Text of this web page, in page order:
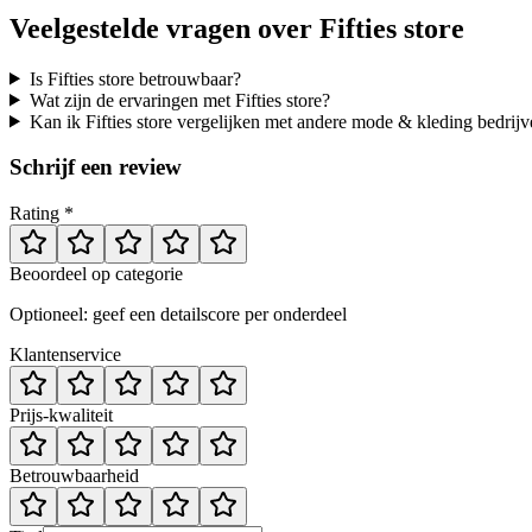
Veelgestelde vragen over Fifties store
Is Fifties store betrouwbaar?
Wat zijn de ervaringen met Fifties store?
Kan ik Fifties store vergelijken met andere mode & kleding
Schrijf een review
Rating *
Beoordeel op categorie
Optioneel: geef een detailscore per onderdeel
Klantenservice
Prijs-kwaliteit
Betrouwbaarheid